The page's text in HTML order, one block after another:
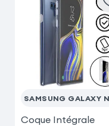
Samsung Galaxy
Coque Intégrale